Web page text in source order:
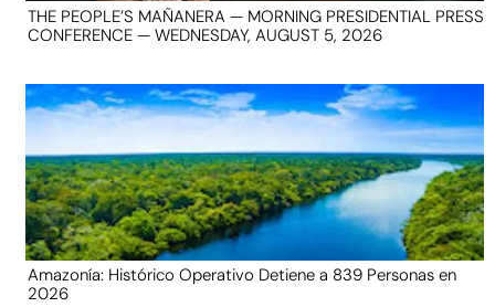
THE PEOPLE’S MAÑANERA — MORNING PRESIDENTIAL PRESS
CONFERENCE — WEDNESDAY, AUGUST 5, 2026
Amazonía: Histórico Operativo Detiene a 839 Personas en
2026